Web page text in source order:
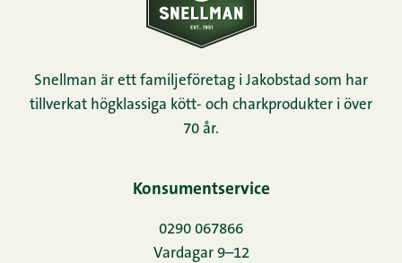
Snellman är ett familjeföretag i Jakobstad som har
tillverkat högklassiga kött- och charkprodukter i över
70 år.
Konsumentservice
0290 067866
Vardagar 9–12